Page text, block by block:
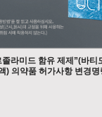
졸라미드 함유 제제”(바티
) 의약품 허가사항 변경명